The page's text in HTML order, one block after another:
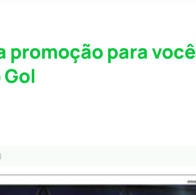
promoção para você